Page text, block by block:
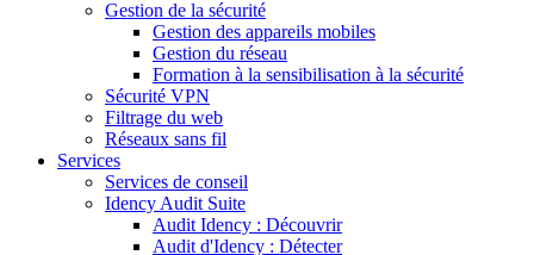
Gestion de la sécurité
Gestion des appareils mobiles
Gestion du réseau
Formation à la sensibilisation à la sécurité
Sécurité VPN
Filtrage du web
Réseaux sans fil
Services
Services de conseil
Idency Audit Suite
Audit Idency : Découvrir
Audit d'Idency : Détecter